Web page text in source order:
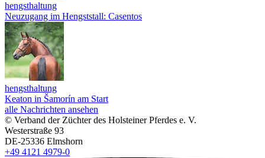
hengsthaltung
Neuzugang im Hengststall: Casentos
hengsthaltung
Keaton in Šamorín am Start
alle Nachrichten ansehen
© Verband der Züchter des Holsteiner Pferdes e. V.
Westerstraße 93
DE-25336 Elmshorn
+49 4121 4979-0